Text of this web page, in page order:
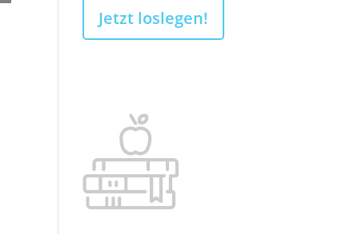
Jetzt loslegen!